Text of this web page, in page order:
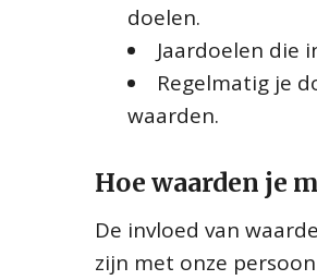
doelen.
Jaardoelen die
Regelmatig je
waarden.
Hoe waarden je
De invloed van
zijn met onze